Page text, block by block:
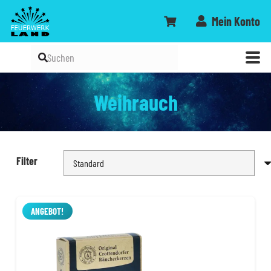
Mein Konto
Weihrauch
Filter
ANGEBOT!